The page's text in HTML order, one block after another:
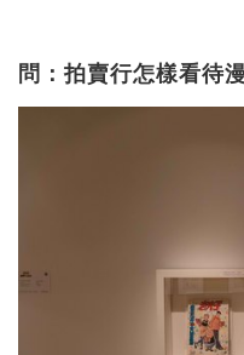
問：拍賣行怎樣看待